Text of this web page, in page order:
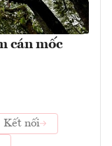
cán mốc
Kết nối